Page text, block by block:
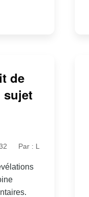
de
sujet
Par : L